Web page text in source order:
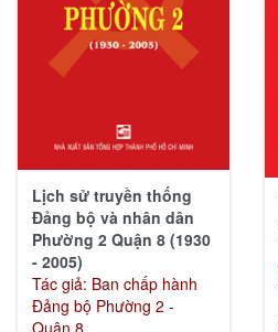
Lịch sử truyền thống
Đảng bộ và nhân dân
Phường 2 Quận 8 (1930
- 2005)
Tác giả: Ban chấp hành
Đảng bộ Phường 2 -
Quận 8